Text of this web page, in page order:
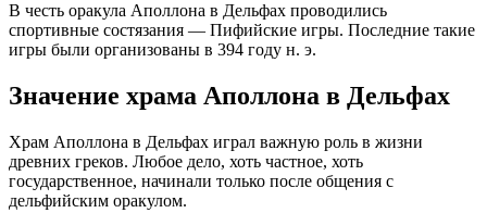
В честь оракула Аполлона в Дельфах проводились
спортивные состязания — Пифийские игры. Последние такие
игры были организованы в 394 году н. э.
Значение храма Аполлона в Дельфах
Храм Аполлона в Дельфах играл важную роль в жизни
древних греков. Любое дело, хоть частное, хоть
государственное, начинали только после общения с
дельфийским оракулом.